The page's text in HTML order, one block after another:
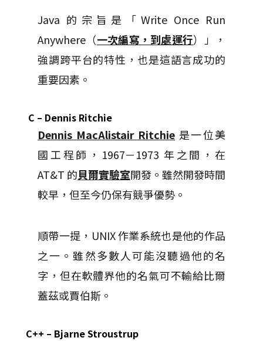
Java 的宗旨是「Write Once Run
Anywhere（一次編寫，到處運行）」，
強調跨平台的特性，也是這語言成功的
重要因素。
C – Dennis Ritchie
Dennis MacAlistair Ritchie 是一位美
國工程師，1967－1973 年之間，在
AT&T 的貝爾實驗室開發。雖然開發時間
較早，但至今仍保有競爭優勢。
順帶一提，UNIX 作業系統也是他的作品
之一。雖然多數人可能沒聽過他的名
字，但在軟體界他的名氣可不輸給比爾
蓋茲或賈伯斯。
C++ – Bjarne Stroustrup